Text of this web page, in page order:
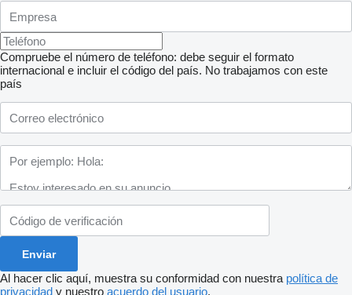
Compruebe el número de teléfono: debe seguir el formato
internacional e incluir el código del país. No trabajamos con este
país
Al hacer clic aquí, muestra su conformidad con nuestra política de
privacidad y nuestro acuerdo del usuario.